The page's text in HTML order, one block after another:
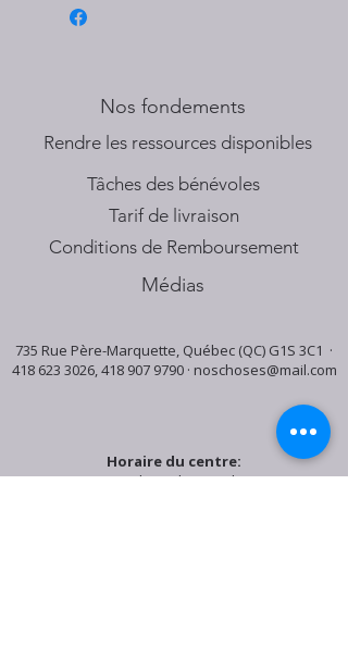
Nos fondements
​Rendre les ressources disponibles
Tâches des bénévoles
Tarif de livraison
Conditions de Remboursement
Médias
735 Rue Père-Marquette, Québec (QC) G1S 3C1 ·
418 623 3026,418 907 9790· noschoses@mail.com
Horaire du centre:
Mardi: 9:30h - 16:30h